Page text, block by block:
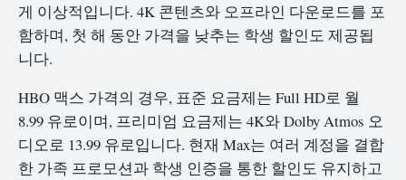
게 이상적입니다. 4K 콘텐츠와 오프라인 다운로드를 포
함하며, 첫 해 동안 가격을 낮추는 학생 할인도 제공됩
니다.
HBO 맥스 가격의 경우, 표준 요금제는 Full HD로 월
8.99 유로이며, 프리미엄 요금제는 4K와 Dolby Atmos 오
디오로 13.99 유로입니다. 현재 Max는 여러 계정을 결합
한 가족 프로모션과 학생 인증을 통한 할인도 유지하고